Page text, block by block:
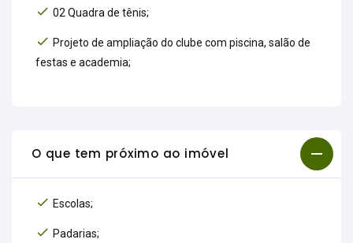
02 Quadra de tênis;
Projeto de ampliação do clube com piscina, salão de
festas e academia;
O que tem próximo ao imóvel
Escolas;
Padarias;